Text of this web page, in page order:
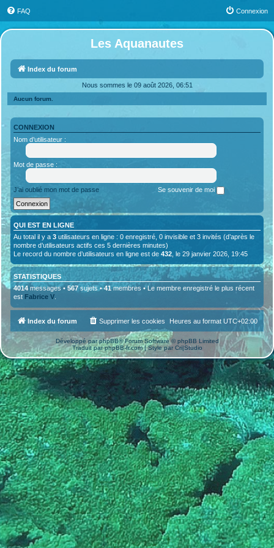
FAQ Connexion
Les Aquanautes
Index du forum
Nous sommes le 09 août 2026, 06:51
Aucun forum.
CONNEXION
Nom d’utilisateur :
Mot de passe :
J’ai oublié mon mot de passe Se souvenir de moi
QUI EST EN LIGNE
Au total il y a 3 utilisateurs en ligne : 0 enregistré, 0 invisible et 3 invités (d’après le
nombre d’utilisateurs actifs ces 5 dernières minutes)
Le record du nombre d’utilisateurs en ligne est de 432 , le 29 janvier 2026, 19:45
STATISTIQUES
4014 messages • 567 sujets •41membres • Le membre enregistré le plus récent
est Fabrice V
Index du forum Heures au format UTC+02:00
Supprimer les cookies
Développé parphpBB® Forum Software © phpBB Limited
Traduit parphpBB-fr.com| Style parCri|Studio